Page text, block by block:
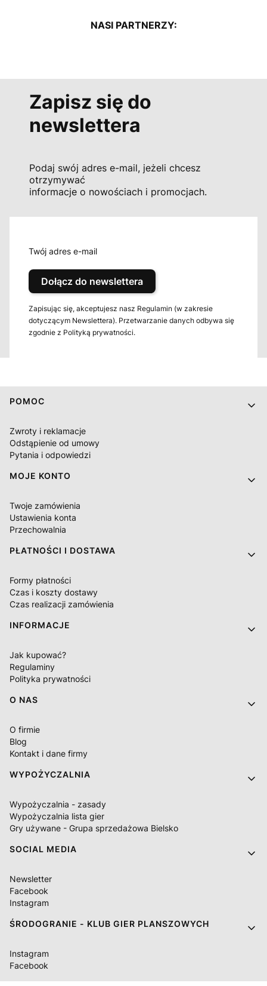
NASI PARTNERZY:
Zapisz się do
newslettera
Podaj swój adres e-mail, jeżeli chcesz
otrzymywać
informacje o nowościach i promocjach.
Twój adres e-mail
Dołącz do newslettera
Zapisując się, akceptujesz nasz Regulamin (w zakresie
dotyczącym Newslettera). Przetwarzanie danych odbywa się
zgodnie z Polityką prywatności.
Linki w stopce
POMOC
Zwroty i reklamacje
Odstąpienie od umowy
Pytania i odpowiedzi
MOJE KONTO
Twoje zamówienia
Ustawienia konta
Przechowalnia
PŁATNOŚCI I DOSTAWA
Formy płatności
Czas i koszty dostawy
Czas realizacji zamówienia
INFORMACJE
Jak kupować?
Regulaminy
Polityka prywatności
O NAS
O firmie
Blog
Kontakt i dane firmy
WYPOŻYCZALNIA
Wypożyczalnia - zasady
Wypożyczalnia lista gier
Gry używane - Grupa sprzedażowa Bielsko
SOCIAL MEDIA
Newsletter
Facebook
Instagram
ŚRODOGRANIE - KLUB GIER PLANSZOWYCH
Instagram
Facebook